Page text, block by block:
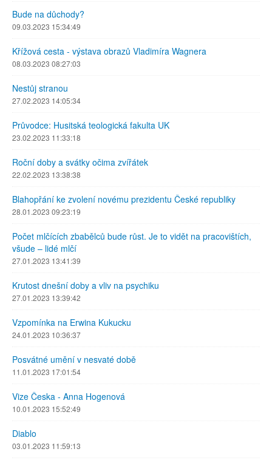
Bude na důchody?
09.03.2023 15:34:49
Křížová cesta - výstava obrazů Vladimíra Wagnera
08.03.2023 08:27:03
Nestůj stranou
27.02.2023 14:05:34
Průvodce: Husitská teologická fakulta UK
23.02.2023 11:33:18
Roční doby a svátky očima zvířátek
22.02.2023 13:38:38
Blahopřání ke zvolení novému prezidentu České republiky
28.01.2023 09:23:19
Počet mlčících zbabělců bude růst. Je to vidět na pracovištích,
všude – lidé mlčí
27.01.2023 13:41:39
Krutost dnešní doby a vliv na psychiku
27.01.2023 13:39:42
Vzpomínka na Erwina Kukucku
24.01.2023 10:36:37
Posvátné umění v nesvaté době
11.01.2023 17:01:54
Vize Česka - Anna Hogenová
10.01.2023 15:52:49
Diablo
03.01.2023 11:59:13